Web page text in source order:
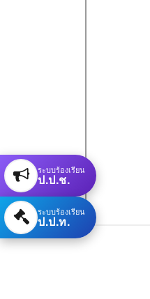
ระบบร้องเรียน
ป.ป.ช.
ระบบร้องเรียน
ป.ป.ท.